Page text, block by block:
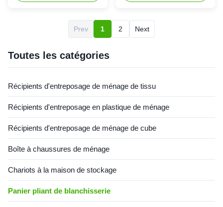
produit : Vêtements de
rangé à la maison ; Employez
de blanchisserie ; Boîte de
rangement ...
linge sale est employé pour
être changé, propre et
hygiénique, ou pour aider des
Prev 1 2 Next
Toutes les catégories
Récipients d'entreposage de ménage de tissu
Récipients d'entreposage en plastique de ménage
Récipients d'entreposage de ménage de cube
Boîte à chaussures de ménage
Chariots à la maison de stockage
Panier pliant de blanchisserie